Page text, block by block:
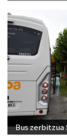
Bus zerbitzua